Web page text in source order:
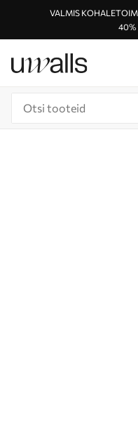
VALMIS
40%